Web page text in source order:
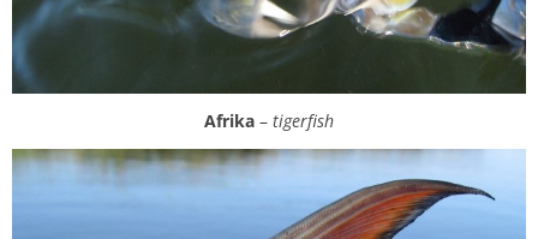
Afrika – tigerfish